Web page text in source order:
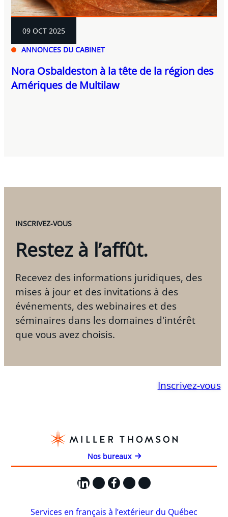
ANNONCES DU CABINET
09 OCT 2025
Nora Osbaldeston à la tête de la région des
Amériques de Multilaw
INSCRIVEZ-VOUS
Restez à l’affût.
Recevez des informations juridiques, des
mises à jour et des invitations à des
événements, des webinaires et des
séminaires dans les domaines d'intérêt
que vous avez choisis.
Inscrivez-vous
Nos bureaux
LinkedIn
X Facebook
Instagram
YouTube
Services en français à l’extérieur du Québec